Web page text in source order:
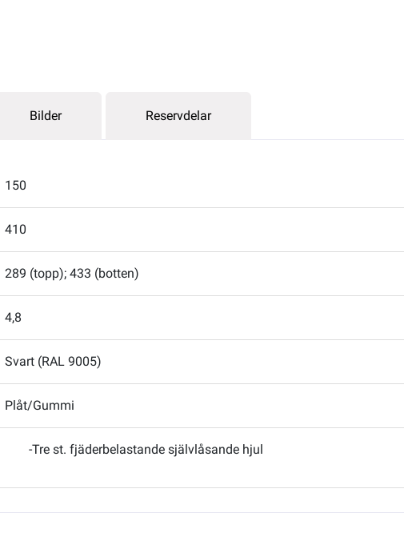
Bilder Reservdelar
150
410
289 (topp); 433 (botten)
4,8
Svart (RAL 9005)
Plåt/Gummi
-Tre st. fjäderbelastande självlåsande hjul